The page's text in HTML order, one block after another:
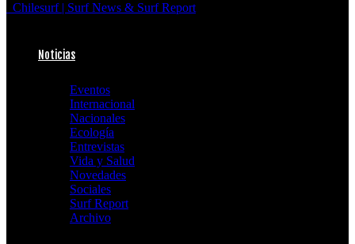
Chilesurf | Surf News & Surf Report
Noticias
Eventos
Internacional
Nacionales
Ecología
Entrevistas
Vida y Salud
Novedades
Sociales
Surf Report
Archivo